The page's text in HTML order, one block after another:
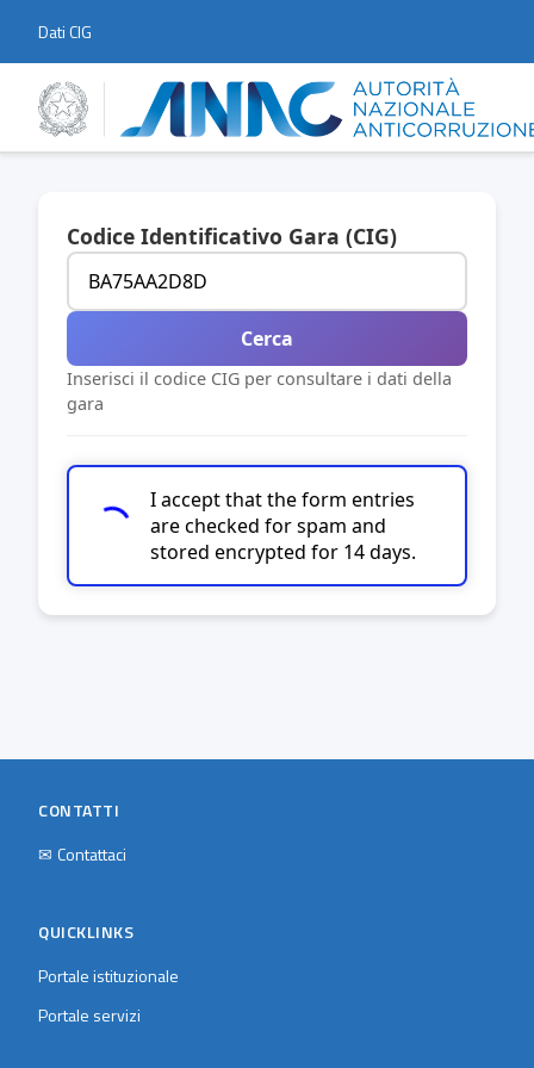
Dati CIG
Codice Identificativo Gara (CIG)
Cerca
Inserisci il codice CIG per consultare i dati della
gara
I accept that the form entries
are checked for spam and
stored encrypted for 14 days.
CONTATTI
✉ Contattaci
QUICKLINKS
Portale istituzionale
Portale servizi